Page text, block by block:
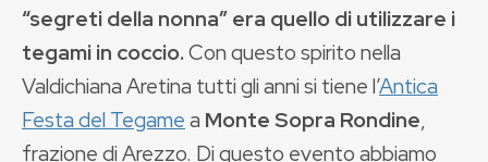
“segreti della nonna” era quello di utilizzare i
tegami in coccio.Con questo spirito nella
Valdichiana Aretina tutti gli anni si tiene l’Antica
Festa del Tegamea Monte Sopra Rondine,
frazione di Arezzo. Di questo evento abbiamo